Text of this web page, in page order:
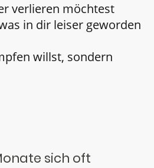
verlieren möchtest
in dir leiser geworden
willst, sondern
sich oft